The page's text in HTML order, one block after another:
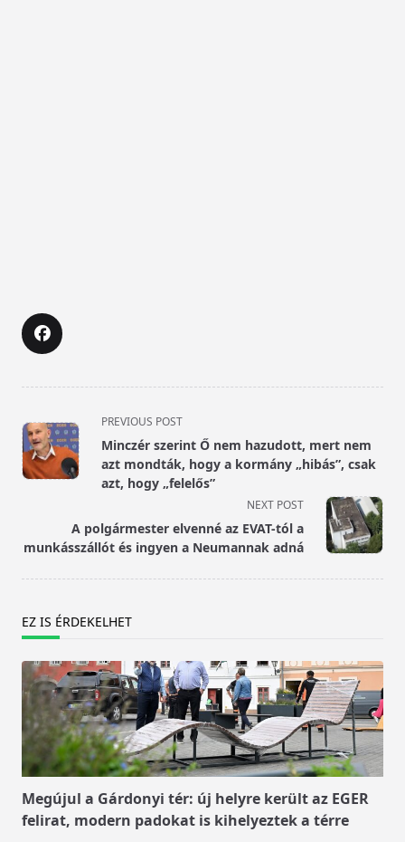
<span
class="nav-
subtitle
screen-
text">Page</span>
PREVIOUS POST
Minczér szerint Ő nem hazudott, mert nem
azt mondták, hogy a kormány „hibás”, csak
azt, hogy „felelős”
NEXT POST
A polgármester elvenné az EVAT-tól a
munkásszállót és ingyen a Neumannak adná
EZ IS ÉRDEKELHET
Megújul a Gárdonyi tér: új helyre került az EGER
felirat, modern padokat is kihelyeztek a térre